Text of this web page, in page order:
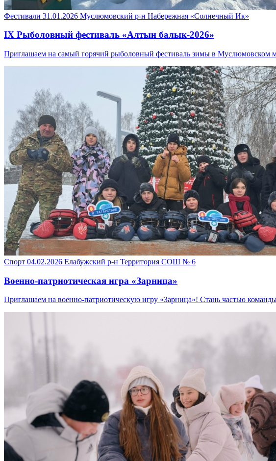
Фестивали 31.01.2026 Муслюмовский р-н Набережная «Солнечный Ик»
IX Рыболовный фестиваль «Алтын балык-2026»
Приглашаем на самый горячий рыболовный фестиваль зимы в
Спорт 04.02.2026 Елабужский р-н Территория СОШ № 6
Военно-патриотическая игра «Зарница»
Приглашаем на военно-патриотическую игру «Зарница»! Стань частью